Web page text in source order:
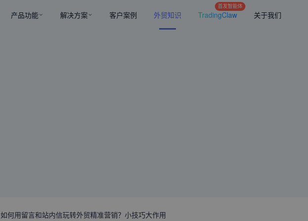
产品功能 解决方案 客户案例 外贸知识 TradingClaw
首发智能体
关于我们
如何用留言和站内信玩转外贸精准营销？小技巧大作用